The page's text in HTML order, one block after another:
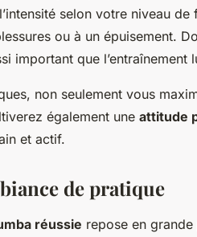
selon votre niveau
ou à un épuisement.
important que l’entraînement
non seulement vous
également une attitude
et actif.
de pratique
réussie repose en